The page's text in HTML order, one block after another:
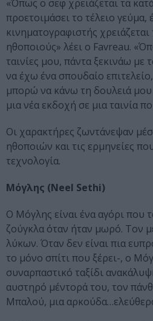
«Όπως ο σεφ χρειάζεται τα
προετοιμάσει το τέλειο γεύμα,
κινηματογραφιστής
ηθοποιούς» λέει ο Favreau.
ταινίες μου, πάντα ξεκινάω με
να έχω ένα σπουδαίο
μπορώ να κάνω τη δουλειά
μια νέα εκδοχή σε μια ταινία
Οι χαρακτήρες ζωντάνεψαν
ηθοποιών και τις ερμηνείες
τεχνολογία.
Μόγλης (Neel Sethi)
Ο Μόγλης είναι ένα αγόρι που
ζούγκλα όταν ήταν μωρό. Τον
λύκων. Όταν δεν είναι πια
το μόνο σπίτι που ξέρει-, ο
συναρπαστικό ταξίδι
αυστηρό μέντορά του, τον
Μπαλού, μια